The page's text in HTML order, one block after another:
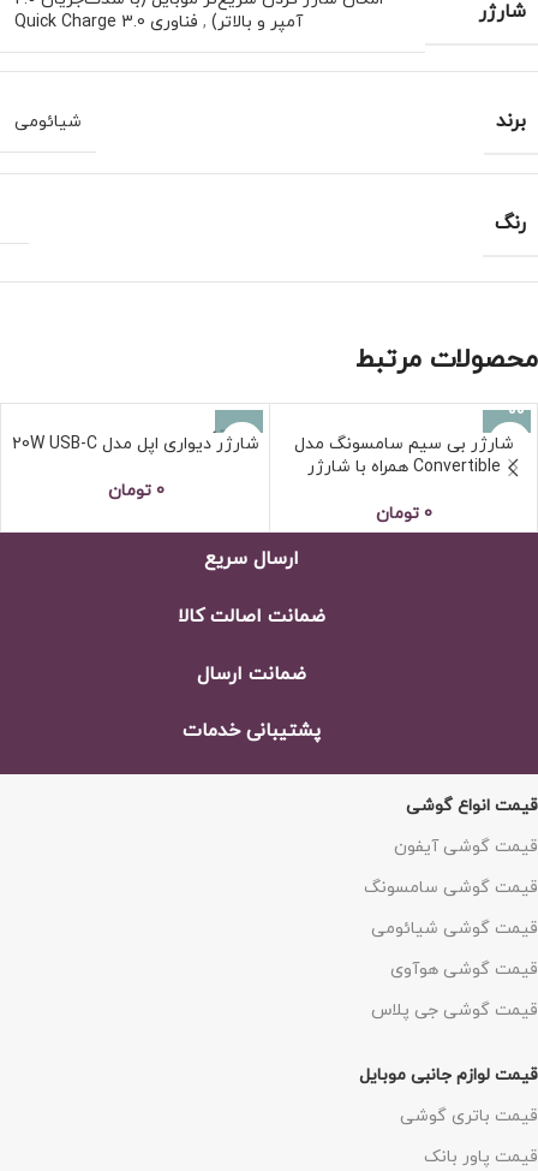
شارژر
آمپر و بالاتر) , فناوری Quick Charge 3.0
برند شیائومی
رنگ
محصولات مرتبط
شارژر بی سیم سامسونگ مدل
Convertible همراه با شارژر
0 تومان
فروخته
شده
شارژر دیواری اپل مدل 20W USB-C
0 تومان
ارسال سریع
ضمانت اصالت كالا
ضمانت ارسال
پشتيبانی خدمات
قیمت انواع گوشی
قیمت گوشی آیفون
قیمت گوشی سامسونگ
قیمت گوشی شیائومی
قیمت گوشی هوآوی
قیمت گوشی جی پلاس
قیمت لوازم جانبی موبایل
قیمت باتری گوشی
قیمت پاور بانک